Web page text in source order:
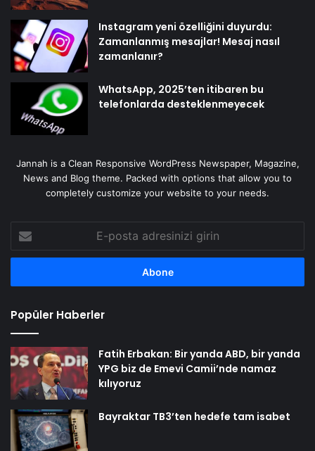
Instagram yeni özelliğini duyurdu:
Zamanlanmış mesajlar! Mesaj nasıl
zamanlanır?
WhatsApp, 2025’ten itibaren bu
telefonlarda desteklenmeyecek
Jannah is a Clean Responsive WordPress Newspaper, Magazine,
News and Blog theme. Packed with options that allow you to
completely customize your website to your needs.
posta
adresinizi
Popüler Haberler
Fatih Erbakan: Bir yanda ABD, bir yanda
YPG biz de Emevi Camii’nde namaz
kılıyoruz
Bayraktar TB3’ten hedefe tam isabet